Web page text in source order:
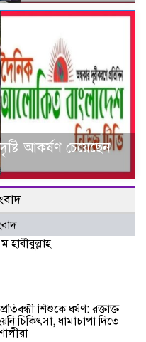
আকর্ষণ চেয়েছেন
শিশুকে ধর্ষণ: রক্তাক্ত
চিকিৎসা, ধামাচাপা দিতে